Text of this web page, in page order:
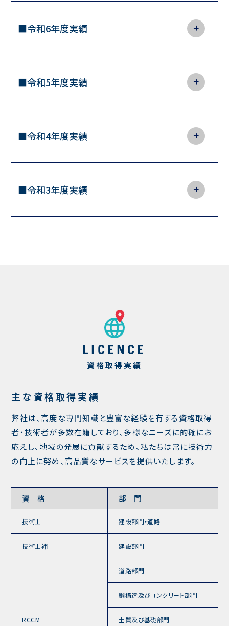
令和6年度実績
令和5年度実績
令和4年度実績
令和3年度実績
LICENCE
資格取得実績
主な資格取得実績
弊社は、高度な専門知識と豊富な経験を有する資格取得
者・技術者が多数在籍しており、多様なニーズに的確にお
応えし、地域の発展に貢献するため、私たちは常に技術力
の向上に努め、高品質なサービスを提供いたします。
資 格 部 門
技術士 建設部門・道路
技術士補 建設部門
RCCM
道路部門
鋼構造及びコンクリート部門
土質及び基礎部門